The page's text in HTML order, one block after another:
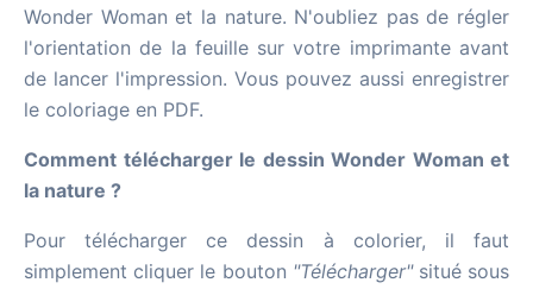
Wonder Woman et la nature. N'oubliez pas de régler
l'orientation de la feuille sur votre imprimante avant
de lancer l'impression. Vous pouvez aussi enregistrer
le coloriage en PDF.
Comment télécharger le dessin Wonder Woman et
la nature ?
Pour télécharger ce dessin à colorier, il faut
simplement cliquer le bouton "Télécharger"situé sous